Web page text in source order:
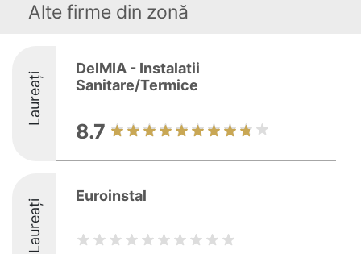
Alte firme din zonă
Laureați
DelMIA - Instalatii
Sanitare/Termice
8.7
Laureați
Euroinstal